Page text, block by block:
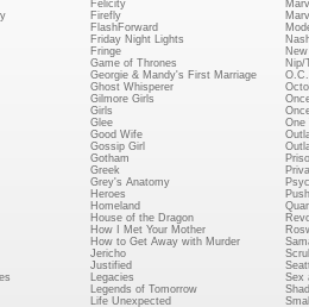
Felicity
Firefly
FlashForward
Friday Night Lights
Fringe
Game of Thrones
Georgie & Mandy's First Marriage
Ghost Whisperer
Gilmore Girls
Girls
Glee
Good Wife
Gossip Girl
Gotham
Greek
Grey's Anatomy
Heroes
Homeland
House of the Dragon
How I Met Your Mother
How to Get Away with Murder
Jericho
Justified
Legacies
Legends of Tomorrow
Life Unexpected
New
Nip/
One
Sex